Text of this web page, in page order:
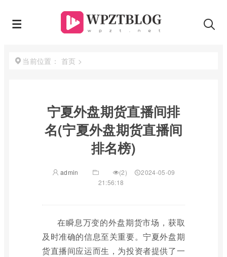
当前位置： 首页 >
宁夏外盘期货直播间排
名(宁夏外盘期货直播间
排名榜)
admin (2)
2024-05-09
21:56:18
在瞬息万变的外盘期货市场，获取
及时准确的信息至关重要。宁夏外盘期
货直播间应运而生，为投资者提供了一